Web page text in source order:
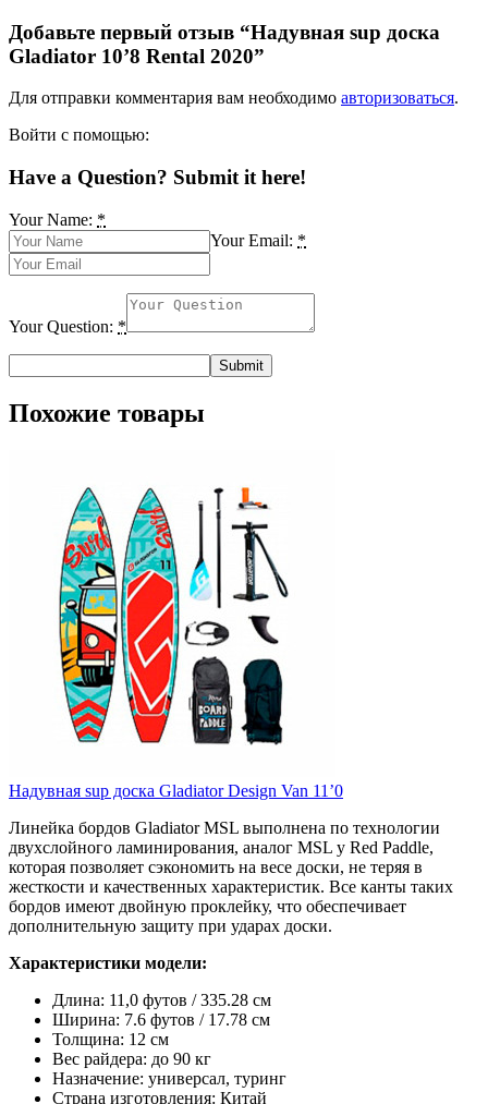
Добавьте первый отзыв “Надувная sup доска
Gladiator 10’8 Rental 2020”
Для отправки комментария вам необходимо авторизоваться.
Войти с помощью:
Have a Question? Submit it here!
Your Name: *
Your Email: *
Your Question: *
Похожие товары
Надувная sup доска Gladiator Design Van 11’0
Линейка бордов Gladiator MSL выполнена по технологии
двухслойного ламинирования, аналог MSL у Red Paddle,
которая позволяет сэкономить на весе доски, не теряя в
жесткости и качественных характеристик. Все канты таких
бордов имеют двойную проклейку, что обеспечивает
дополнительную защиту при ударах доски.
Характеристики модели:
Длина: 11,0 футов / 335.28 см
Ширина: 7.6 футов / 17.78 см
Толщина: 12 см
Вес райдера: до 90 кг
Назначение: универсал, туринг
Страна изготовления: Китай